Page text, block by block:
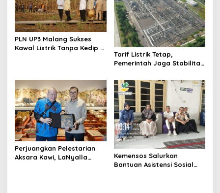
PLN UP3 Malang Sukses
Kawal Listrik Tanpa Kedip di
Tarif Listrik Tetap,
Pemerintah Jaga Stabilitas
Perjuangkan Pelestarian
Aksara Kawi, LaNyalla
Kemensos Salurkan
Bantuan Asistensi Sosial